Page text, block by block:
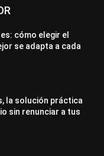
cómo elegir el
se adapta a cada
la solución práctica
sin renunciar a tus